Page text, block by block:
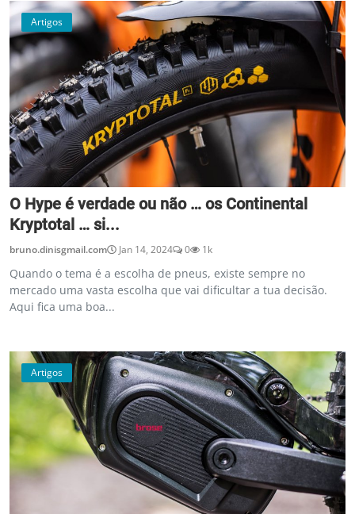
Artigos
O Hype é verdade ou não … os Continental
Kryptotal … si...
bruno.dinisgmail.com Jan 14, 2024 0 1k
Quando o tema é a escolha de pneus, existe sempre no
mercado uma vasta escolha que vai dificultar a tua decisão.
Aqui fica uma boa...
Artigos